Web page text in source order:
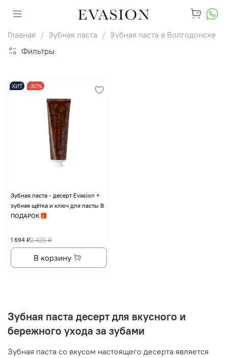
Главная Зубная паста
Зубная паста в Волгодонске
Фильтры
ХИТ -30%
Зубная паста - десерт Evasion +
зубная щётка и ключ для пасты В
ПОДАРОК🎁
2 420 ₽
1 694 ₽
В корзину
Зубная паста десерт для вкусного и
бережного ухода за зубами
Зубная паста со вкусом настоящего десерта является